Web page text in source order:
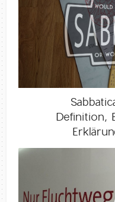
Definition,